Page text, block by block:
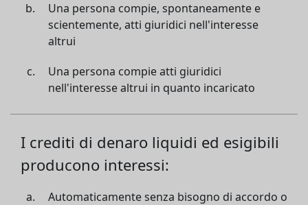
Una persona compie, spontaneamente e
scientemente, atti giuridici nell'interesse
altrui
Una persona compie atti giuridici
nell'interesse altrui in quanto incaricato
I crediti di denaro liquidi ed esigibili
producono interessi:
Automaticamente senza bisogno di accordo o